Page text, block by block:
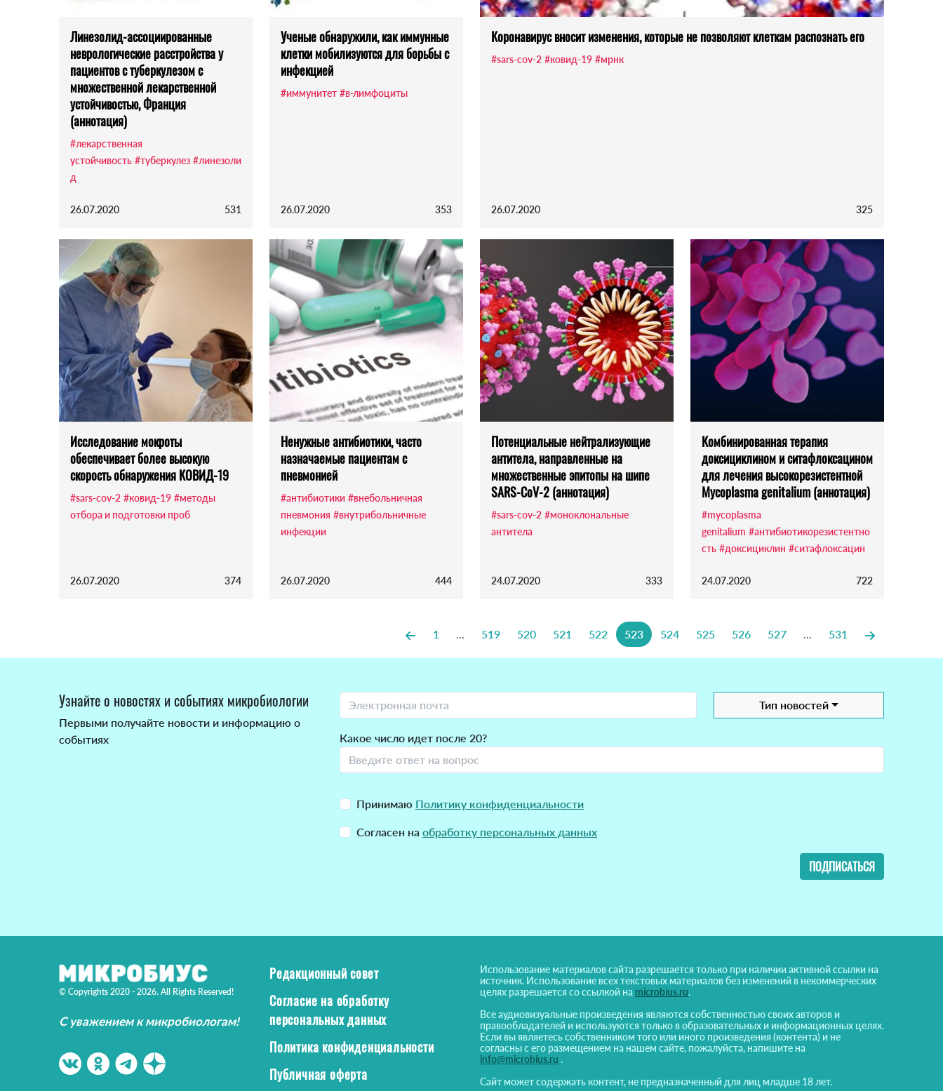
Линезолид-ассоциированные
неврологические расстройства у
пациентов с туберкулезом с
множественной лекарственной
устойчивостью, Франция
(аннотация)
#лекарственная
устойчивость #туберкулез #линезоли
д
26.07.2020 531
Ученые обнаружили, как иммунные
клетки мобилизуются для борьбы с
инфекцией
#иммунитет #в-лимфоциты
26.07.2020 353
Коронавирус вносит изменения, которые не позволяют клеткам распознать его
#sars-cov-2 #ковид-19 #мрнк
26.07.2020 325
Исследование мокроты
обеспечивает более высокую
скорость обнаружения КОВИД-19
#sars-cov-2 #ковид-19 #методы
отбора и подготовки проб
26.07.2020 374
Ненужные антибиотики, часто
назначаемые пациентам с
пневмонией
#антибиотики #внебольничная
пневмония #внутрибольничные
инфекции
26.07.2020 444
Потенциальные нейтрализующие
антитела, направленные на
множественные эпитопы на шипе
SARS-CoV-2 (аннотация)
#sars-cov-2 #моноклональные
антитела
24.07.2020 333
Комбинированная терапия
доксициклином и ситафлоксацином
для лечения высокорезистентной
Mycoplasma genitalium (аннотация)
#mycoplasma
genitalium #антибиотикорезистентно
сть #доксициклин #ситафлоксацин
24.07.2020 722
1 ... 519 520 521 522 523 524 525 526 527 ... 531
Узнайте о новостях и событиях микробиологии
Первыми получайте новости и информацию о
событиях
Тип новостей
Какое число идет после 20?
Принимаю Политику конфиденциальности
Согласен на обработку персональных данных
ПОДПИСАТЬСЯ
© Copyrights 2020 - 2026. All Rights Reserved!
С уважением к микробиологам!
Редакционный совет
Согласие на обработку
персональных данных
Политика конфиденциальности
Публичная оферта
Использование материалов сайта разрешается только при наличии активной ссылки на
источник. Использование всех текстовых материалов без изменений в некоммерческих
целях разрешается со ссылкой на microbius.ru.
Все аудиовизуальные произведения являются собственностью своих авторов и
правообладателей и используются только в образовательных и информационных целях.
Если вы являетесь собственником того или иного произведения (контента) и не
согласны с его размещением на нашем сайте, пожалуйста, напишите на
info@microbius.ru .
Сайт может содержать контент, не предназначенный для лиц младше 18 лет.